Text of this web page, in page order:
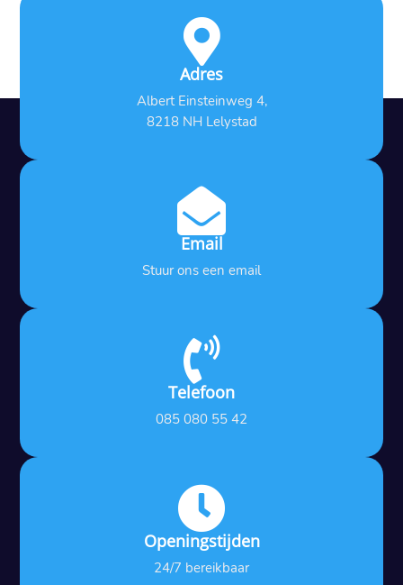

Adres
Albert Einsteinweg 4,
8218 NH Lelystad

Email
Stuur ons een email

Telefoon
085 080 55 42

Openingstijden
24/7 bereikbaar